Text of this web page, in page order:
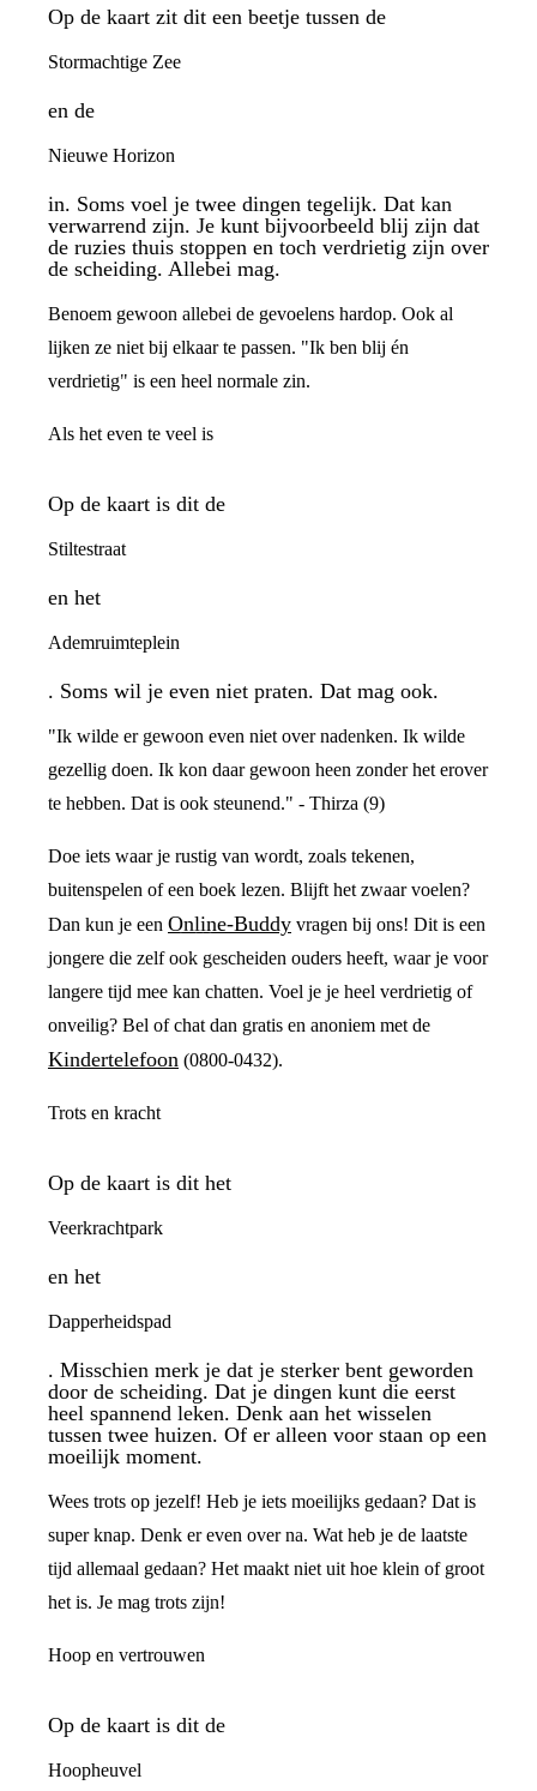
Op de kaart zit dit een beetje tussen de
Stormachtige Zee
en de
Nieuwe Horizon
in. Soms voel je twee dingen tegelijk. Dat kan
verwarrend zijn. Je kunt bijvoorbeeld blij zijn dat
de ruzies thuis stoppen en toch verdrietig zijn over
de scheiding. Allebei mag.
Benoem gewoon allebei de gevoelens hardop. Ook al
lijken ze niet bij elkaar te passen. "Ik ben blij én
verdrietig" is een heel normale zin.
Als het even te veel is
Op de kaart is dit de
Stiltestraat
en het
Ademruimteplein
. Soms wil je even niet praten. Dat mag ook.
"Ik wilde er gewoon even niet over nadenken. Ik wilde
gezellig doen. Ik kon daar gewoon heen zonder het erover
te hebben. Dat is ook steunend." - Thirza (9)
Doe iets waar je rustig van wordt, zoals tekenen,
buitenspelen of een boek lezen. Blijft het zwaar voelen?
Dan kun je een Online-Buddy vragen bij ons! Dit is een
jongere die zelf ook gescheiden ouders heeft, waar je voor
langere tijd mee kan chatten. Voel je je heel verdrietig of
onveilig? Bel of chat dan gratis en anoniem met de
Kindertelefoon (0800-0432).
Trots en kracht
Op de kaart is dit het
Veerkrachtpark
en het
Dapperheidspad
. Misschien merk je dat je sterker bent geworden
door de scheiding. Dat je dingen kunt die eerst
heel spannend leken. Denk aan het wisselen
tussen twee huizen. Of er alleen voor staan op een
moeilijk moment.
Wees trots op jezelf! Heb je iets moeilijks gedaan? Dat is
super knap. Denk er even over na. Wat heb je de laatste
tijd allemaal gedaan? Het maakt niet uit hoe klein of groot
het is. Je mag trots zijn!
Hoop en vertrouwen
Op de kaart is dit de
Hoopheuvel